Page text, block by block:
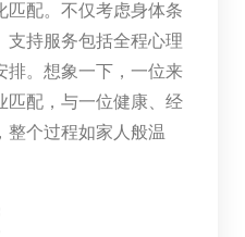
匹配。不仅考虑身体条
支持服务包括全程心理
排。想象一下，一位来
匹配，与一位健康、经
整个过程如家人般温